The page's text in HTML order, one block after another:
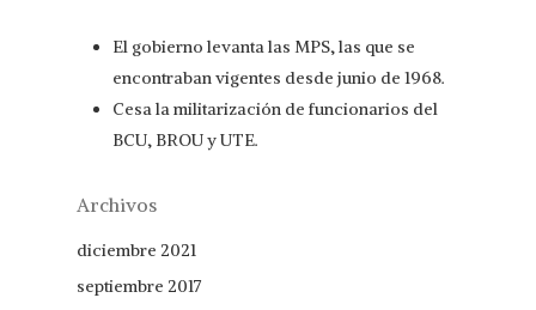
El gobierno levanta las MPS, las que se
encontraban vigentes desde junio de 1968.
Cesa la militarización de funcionarios del
BCU, BROU y UTE.
Archivos
diciembre 2021
septiembre 2017